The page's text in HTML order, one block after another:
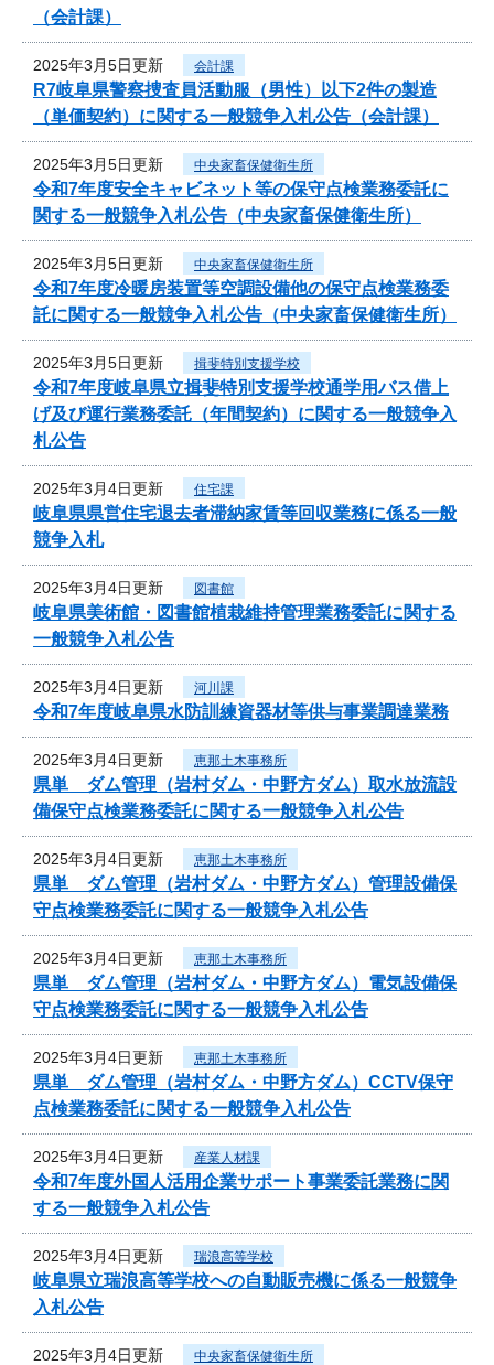
（会計課）
2025年3月5日更新 会計課
R7岐阜県警察捜査員活動服（男性）以下2件の製造
（単価契約）に関する一般競争入札公告（会計課）
2025年3月5日更新 中央家畜保健衛生所
令和7年度安全キャビネット等の保守点検業務委託に
関する一般競争入札公告（中央家畜保健衛生所）
2025年3月5日更新 中央家畜保健衛生所
令和7年度冷暖房装置等空調設備他の保守点検業務委
託に関する一般競争入札公告（中央家畜保健衛生所）
2025年3月5日更新 揖斐特別支援学校
令和7年度岐阜県立揖斐特別支援学校通学用バス借上
げ及び運行業務委託（年間契約）に関する一般競争入
札公告
2025年3月4日更新 住宅課
岐阜県県営住宅退去者滞納家賃等回収業務に係る一般
競争入札
2025年3月4日更新 図書館
岐阜県美術館・図書館植栽維持管理業務委託に関する
一般競争入札公告
2025年3月4日更新 河川課
令和7年度岐阜県水防訓練資器材等供与事業調達業務
2025年3月4日更新 恵那土木事務所
県単 ダム管理（岩村ダム・中野方ダム）取水放流設
備保守点検業務委託に関する一般競争入札公告
2025年3月4日更新 恵那土木事務所
県単 ダム管理（岩村ダム・中野方ダム）管理設備保
守点検業務委託に関する一般競争入札公告
2025年3月4日更新 恵那土木事務所
県単 ダム管理（岩村ダム・中野方ダム）電気設備保
守点検業務委託に関する一般競争入札公告
2025年3月4日更新 恵那土木事務所
県単 ダム管理（岩村ダム・中野方ダム）CCTV保守
点検業務委託に関する一般競争入札公告
2025年3月4日更新 産業人材課
令和7年度外国人活用企業サポート事業委託業務に関
する一般競争入札公告
2025年3月4日更新 瑞浪高等学校
岐阜県立瑞浪高等学校への自動販売機に係る一般競争
入札公告
2025年3月4日更新 中央家畜保健衛生所